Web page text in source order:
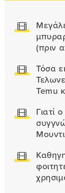
(πριν
Τόσα
Temu
Γιατί